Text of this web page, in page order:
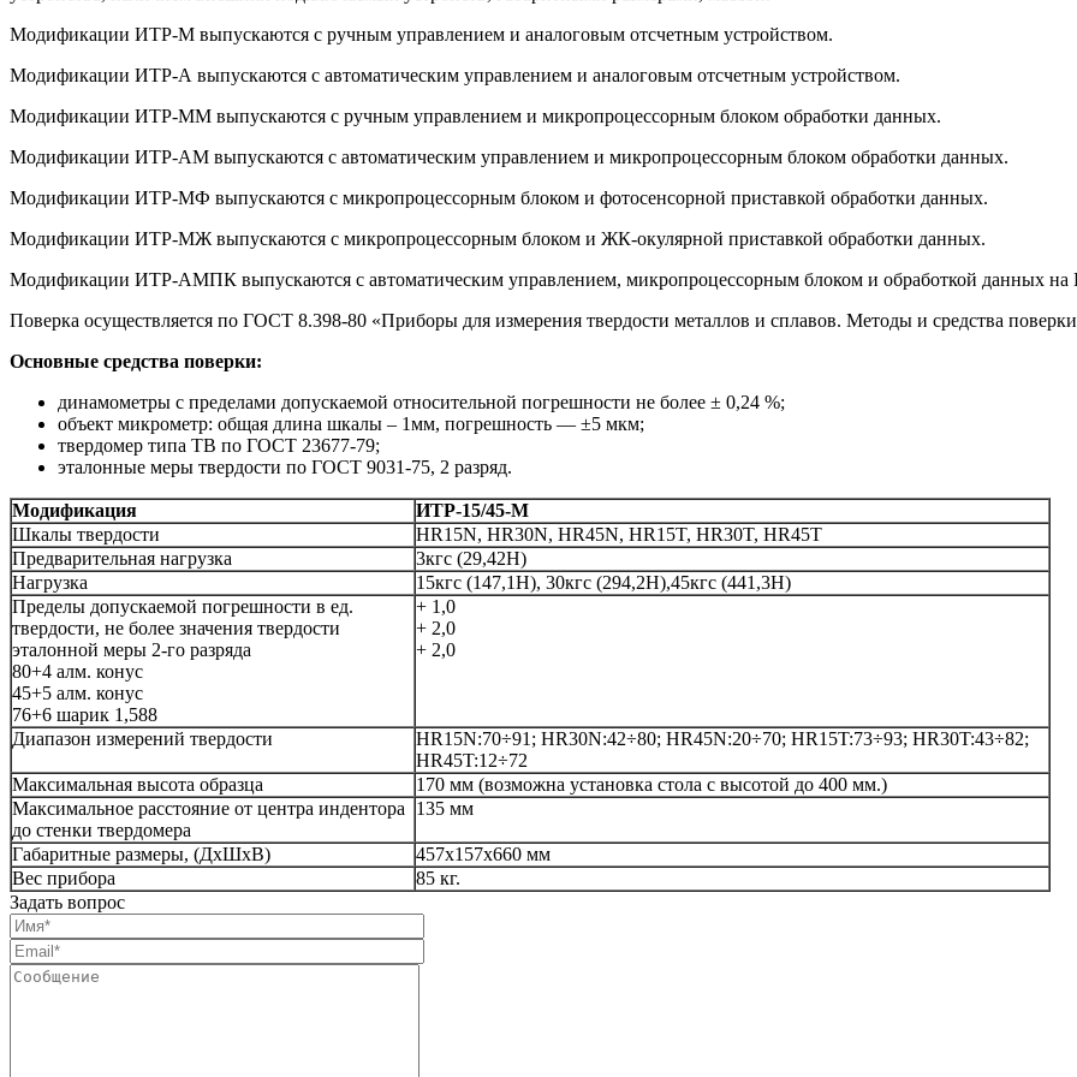
Модификации ИТР-М выпускаются с ручным управлением и аналоговым отсчетным устройством.
Модификации ИТР-А выпускаются с автоматическим управлением и аналоговым отсчетным устройством.
Модификации ИТР-ММ выпускаются с ручным управлением и микропроцессорным блоком обработки данных.
Модификации ИТР-АМ выпускаются с автоматическим управлением и микропроцессорным блоком обработки данных.
Модификации ИТР-МФ выпускаются с микропроцессорным блоком и фотосенсорной приставкой обработки данных.
Модификации ИТР-МЖ выпускаются с микропроцессорным блоком и ЖК-окулярной приставкой обработки данных.
Модификации ИТР-АМПК выпускаются с автоматическим управлением, микропроцессорным блоком и обработкой данных
Поверка осуществляется по ГОСТ 8.398-80 «Приборы для измерения твердости металлов и сплавов. Методы и средства
Основные средства поверки:
динамометры с пределами допускаемой относительной погрешности не более ± 0,24 %;
объект микрометр: общая длина шкалы – 1мм, погрешность — ±5 мкм;
твердомер типа ТВ по ГОСТ 23677-79;
эталонные меры твердости по ГОСТ 9031-75, 2 разряд.
Модификация
ИТР-15/45-М
Шкалы твердости
HR15N, HR30N, HR45N, HR15T, HR30T, HR45T
Предварительная нагрузка
3кгс (29,42Н)
Нагрузка
15кгс (147,1Н), 30кгс (294,2Н),45кгс (441,3Н)
Пределы допускаемой погрешности в ед.
твердости, не более значения твердости
эталонной меры 2-го разряда
80+4 алм. конус
45+5 алм. конус
76+6 шарик 1,588
+ 1,0
+ 2,0
+ 2,0
Диапазон измерений твердости
HR15N:70÷91; HR30N:42÷80; HR45N:20÷70; HR15T:73÷93; HR30T:43÷82;
HR45T:12÷72
Максимальная высота образца
170 мм (возможна установка стола с высотой до 400 мм.)
Максимальное расстояние от центра индентора
до стенки твердомера
135 мм
Габаритные размеры, (ДхШхВ)
457х157х660 мм
Вес прибора
85 кг.
Задать вопрос